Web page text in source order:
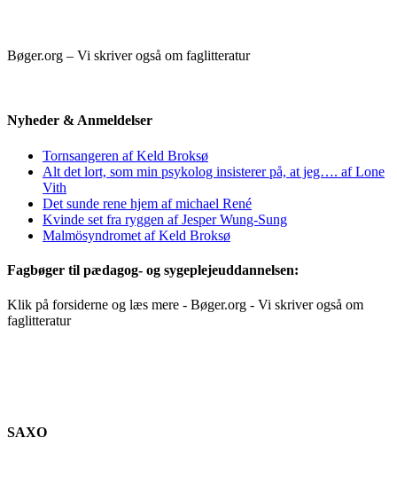
Bøger.org – Vi skriver også om faglitteratur
Nyheder & Anmeldelser
Tornsangeren af Keld Broksø
Alt det lort, som min psykolog insisterer på, at jeg…. af Lone
Vith
Det sunde rene hjem af michael René
Kvinde set fra ryggen af Jesper Wung-Sung
Malmösyndromet af Keld Broksø
Fagbøger til pædagog- og sygeplejeuddannelsen:
Klik på forsiderne og læs mere - Bøger.org - Vi skriver også om
faglitteratur
SAXO